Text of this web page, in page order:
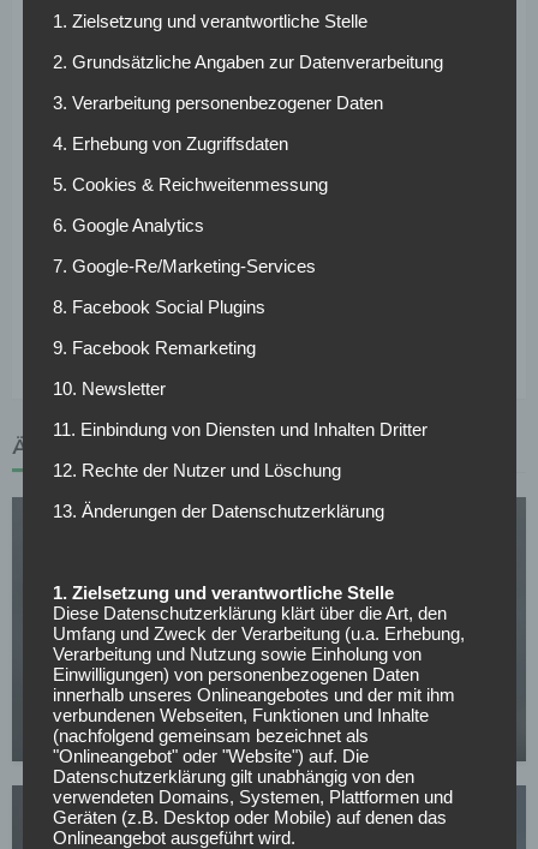
dass der 1,96m große Innenverteidiger einst für etwa zwei
Millionen Euro verpflichtet wurde, ist es mit Sicherheit kein
Im Sommer 2016 wurde Salif Sané von mehreren Vereinen
Defensivspieler eine Ausstiegsklausel als Bedingung für
seinen Verbleib in Hannover gestellt haben – die ihm
Vereins (Platz 6) kann man davon ausgehen, dass der 27-
Jährige nicht davon abgeneigt ist, seinen Vertrag – ohne
Ausstiegsklausel und mit höherem Gehalt – zu verlängern.
ÄHNLICHE ARTIKEL
HANNOVER 96
Lazarett lichtet sich: Hannover 96 kann wieder auf
wichtigen Schlüsselspieler zurückgreifen
23.04.2026
1. Zielsetzung und verantwortliche Stelle
2. Grundsätzliche Angaben zur Datenverarbeitung
3. Verarbeitung personenbezogener Daten
4. Erhebung von Zugriffsdaten
5. Cookies & Reichweitenmessung
6. Google Analytics
7. Google-Re/Marketing-Services
8. Facebook Social Plugins
9. Facebook Remarketing
10. Newsletter
11. Einbindung von Diensten und Inhalten Dritter
12. Rechte der Nutzer und Löschung
13. Änderungen der Datenschutzerklärung
1. Zielsetzung und verantwortliche Stelle
Diese Datenschutzerklärung klärt über die Art, den
Umfang und Zweck der Verarbeitung (u.a. Erhebung,
Verarbeitung und Nutzung sowie Einholung von
Einwilligungen) von personenbezogenen Daten
innerhalb unseres Onlineangebotes und der mit ihm
verbundenen Webseiten, Funktionen und Inhalte
(nachfolgend gemeinsam bezeichnet als
"Onlineangebot" oder "Website") auf. Die
Datenschutzerklärung gilt unabhängig von den
verwendeten Domains, Systemen, Plattformen und
Geräten (z.B. Desktop oder Mobile) auf denen das
Onlineangebot ausgeführt wird.